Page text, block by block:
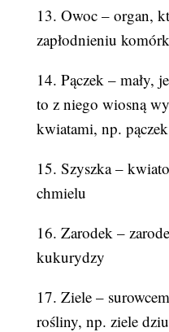
13. Owoc – organ,
zapłodnieniu
14. Pączek – mały,
to z niego wiosną
kwiatami, np.
15. Szyszka –
chmielu
16. Zarodek –
kukurydzy
17. Ziele –
rośliny, np. ziele